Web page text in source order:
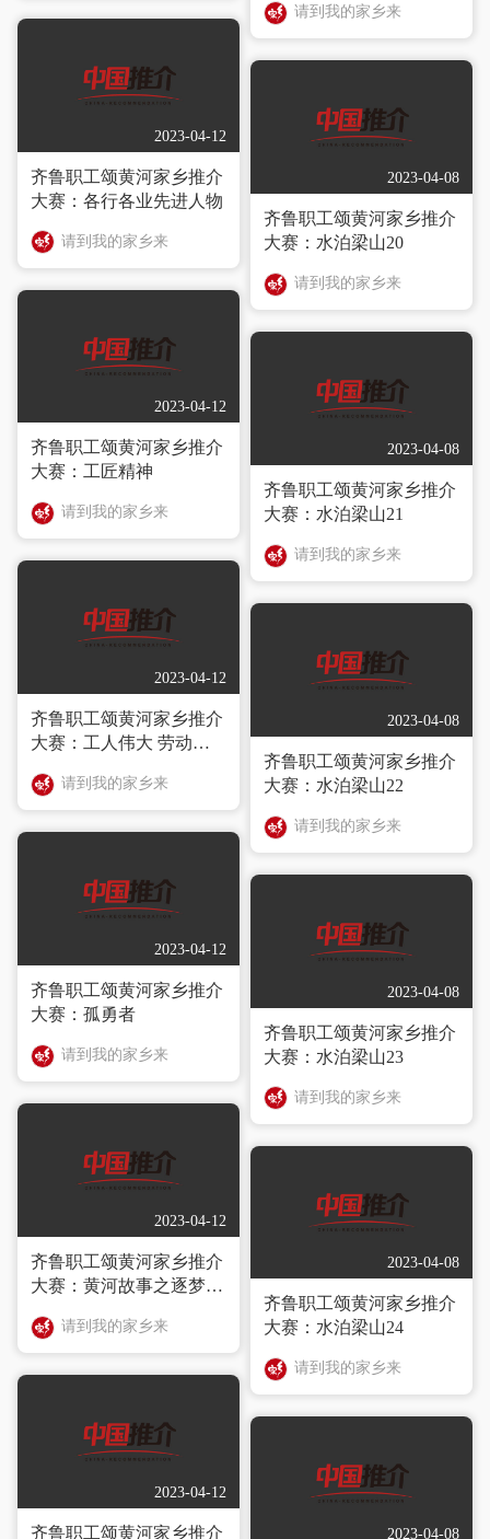
2023-04-12
齐鲁职工颂黄河家乡推介
大赛：各行各业先进人物
请到我的家乡来
2023-04-12
齐鲁职工颂黄河家乡推介
大赛：工匠精神
请到我的家乡来
2023-04-12
齐鲁职工颂黄河家乡推介
大赛：工人伟大 劳动光
请到我的家乡来
2023-04-12
齐鲁职工颂黄河家乡推介
大赛：孤勇者
请到我的家乡来
2023-04-12
齐鲁职工颂黄河家乡推介
大赛：黄河故事之逐梦华
请到我的家乡来
2023-04-12
齐鲁职工颂黄河家乡推介
请到我的家乡来
2023-04-08
齐鲁职工颂黄河家乡推介
大赛：水泊梁山20
请到我的家乡来
2023-04-08
齐鲁职工颂黄河家乡推介
大赛：水泊梁山21
请到我的家乡来
2023-04-08
齐鲁职工颂黄河家乡推介
大赛：水泊梁山22
请到我的家乡来
2023-04-08
齐鲁职工颂黄河家乡推介
大赛：水泊梁山23
请到我的家乡来
2023-04-08
齐鲁职工颂黄河家乡推介
大赛：水泊梁山24
请到我的家乡来
2023-04-08